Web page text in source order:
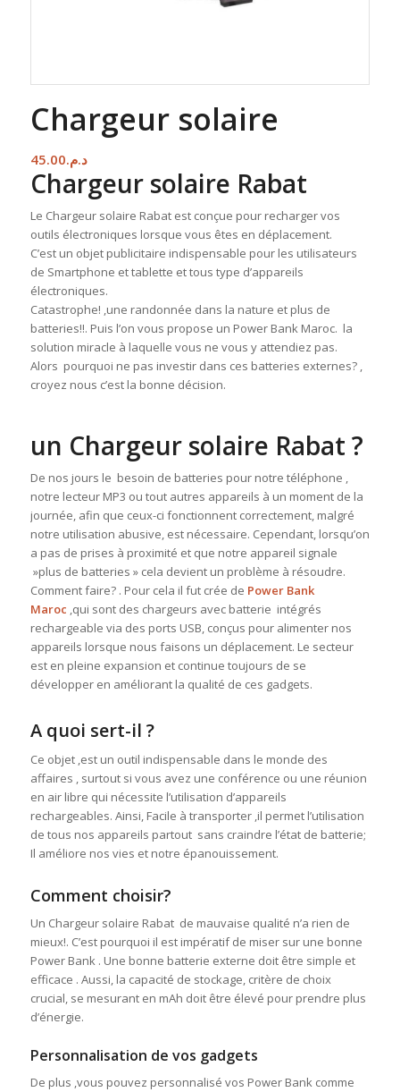
Chargeur solaire
د.م.45.00
Chargeur solaire Rabat
Le Chargeur solaire Rabat est conçue pour recharger vos
outils électroniques lorsque vous êtes en déplacement.
C’est un objet publicitaire indispensable pour les utilisateurs
de Smartphone et tablette et tous type d’appareils
électroniques.
Catastrophe! ,une randonnée dans la nature et plus de
batteries!!. Puis l’on vous propose un Power Bank Maroc. la
solution miracle à laquelle vous ne vous y attendiez pas.
Alors pourquoi ne pas investir dans ces batteries externes? ,
croyez nous c’est la bonne décision.
un Chargeur solaire Rabat ?
De nos jours le besoin de batteries pour notre téléphone ,
notre lecteur MP3 ou tout autres appareils à un moment de la
journée, afin que ceux-ci fonctionnent correctement, malgré
notre utilisation abusive, est nécessaire. Cependant, lorsqu’on
a pas de prises à proximité et que notre appareil signale
»plus de batteries » cela devient un problème à résoudre.
Comment faire? . Pour cela il fut crée de Power Bank
Maroc ,qui sont des chargeurs avec batterie intégrés
rechargeable via des ports USB, conçus pour alimenter nos
appareils lorsque nous faisons un déplacement. Le secteur
est en pleine expansion et continue toujours de se
développer en améliorant la qualité de ces gadgets.
A quoi sert-il ?
Ce objet ,est un outil indispensable dans le monde des
affaires , surtout si vous avez une conférence ou une réunion
en air libre qui nécessite l’utilisation d’appareils
rechargeables. Ainsi, Facile à transporter ,il permet l’utilisation
de tous nos appareils partout sans craindre l’état de batterie;
Il améliore nos vies et notre épanouissement.
Comment choisir?
Un Chargeur solaire Rabat de mauvaise qualité n’a rien de
mieux!. C’est pourquoi il est impératif de miser sur une bonne
Power Bank . Une bonne batterie externe doit être simple et
efficace . Aussi, la capacité de stockage, critère de choix
crucial, se mesurant en mAh doit être élevé pour prendre plus
d’énergie.
Personnalisation de vos gadgets
De plus ,vous pouvez personnalisé vos Power Bank comme